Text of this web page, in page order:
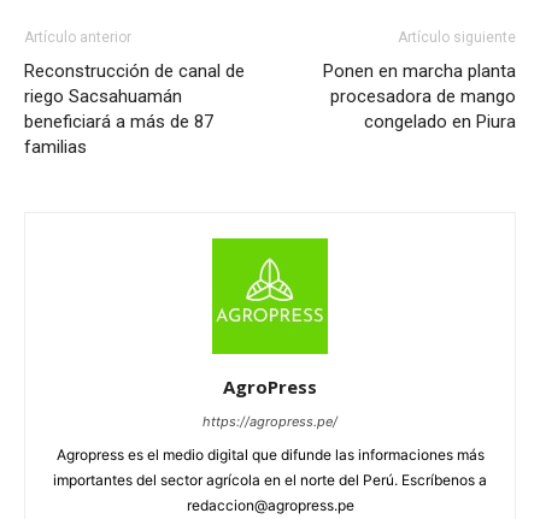
Artículo anterior
Reconstrucción de canal de
riego Sacsahuamán
beneficiará a más de 87
familias
Artículo siguiente
Ponen en marcha planta
procesadora de mango
congelado en Piura
AgroPress
https://agropress.pe/
Agropress es el medio digital que difunde las informaciones más
importantes del sector agrícola en el norte del Perú. Escríbenos a
redaccion@agropress.pe